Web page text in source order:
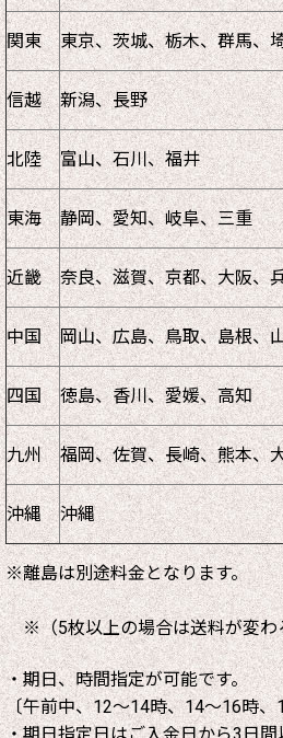
関東 東京、茨城、栃木、群馬、
信越 新潟、長野
北陸 富山、石川、福井
東海 静岡、愛知、岐阜、三重
近畿 奈良、滋賀、京都、大阪、
中国 岡山、広島、鳥取、島根、
四国 徳島、香川、愛媛、高知
九州 福岡、佐賀、長崎、熊本、
沖縄 沖縄
※離島は別途料金となります。
※（5枚以上の場合は送料が変わ
・期日、時間指定が可能です。
〔午前中、12～14時、14～16時
・期日指定日はご入金日から3日